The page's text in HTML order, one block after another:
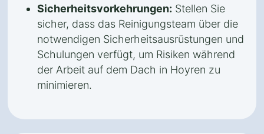
Sicherheitsvorkehrungen: Stellen Sie
sicher, dass das Reinigungsteam über die
notwendigen Sicherheitsausrüstungen und
Schulungen verfügt, um Risiken während
der Arbeit auf dem Dach in Hoyren zu
minimieren.